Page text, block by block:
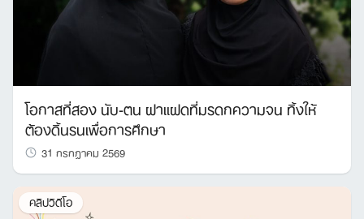
โอกาสที่สอง นับ-ตน ฝาแฝดที่มรดกความจน ทิ้งให้
ต้องดิ้นรนเพื่อการศึกษา
31 กรกฎาคม 2569
คลิปวิดีโอ